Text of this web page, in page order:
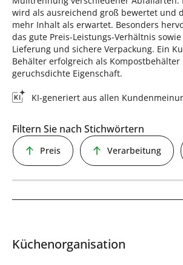
wird als ausreichend groß bewertet und
mehr Inhalt als erwartet. Besonders
das gute Preis-Leistungs-Verhältnis
Lieferung und sichere Verpackung. Ein
Behälter erfolgreich als
geruchsdichte Eigenschaft.
KI-generiert aus allen
Filtern Sie nach Stichwörtern
Preis Verarbeitung
Küchenorganisation